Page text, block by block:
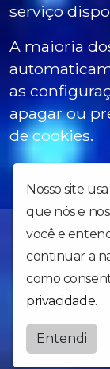
serviço
A maioria
as
apagar ou
de cookies.
Nosso site
que nós e
você e
continuar a
como
privacidade.
Entendi
Com uma
Esta é a Rádio
ESPORTE da TV